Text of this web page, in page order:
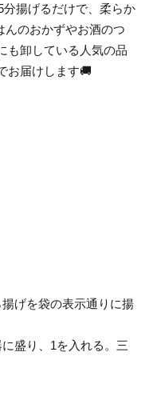
揚げるだけで、柔らか
んのおかずやお酒のつ
も卸している人気の品
お届けします🚚
揚げを袋の表示通りに揚
盛り、1を入れる。三